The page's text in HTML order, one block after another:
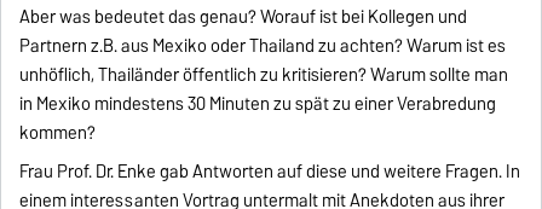
Aber was bedeutet das genau? Worauf ist bei Kollegen und
Partnern z.B. aus Mexiko oder Thailand zu achten? Warum ist es
unhöflich, Thailänder öffentlich zu kritisieren? Warum sollte man
in Mexiko mindestens 30 Minuten zu spät zu einer Verabredung
kommen?
Frau Prof. Dr. Enke gab Antworten auf diese und weitere Fragen. In
einem interessanten Vortrag untermalt mit Anekdoten aus ihrer